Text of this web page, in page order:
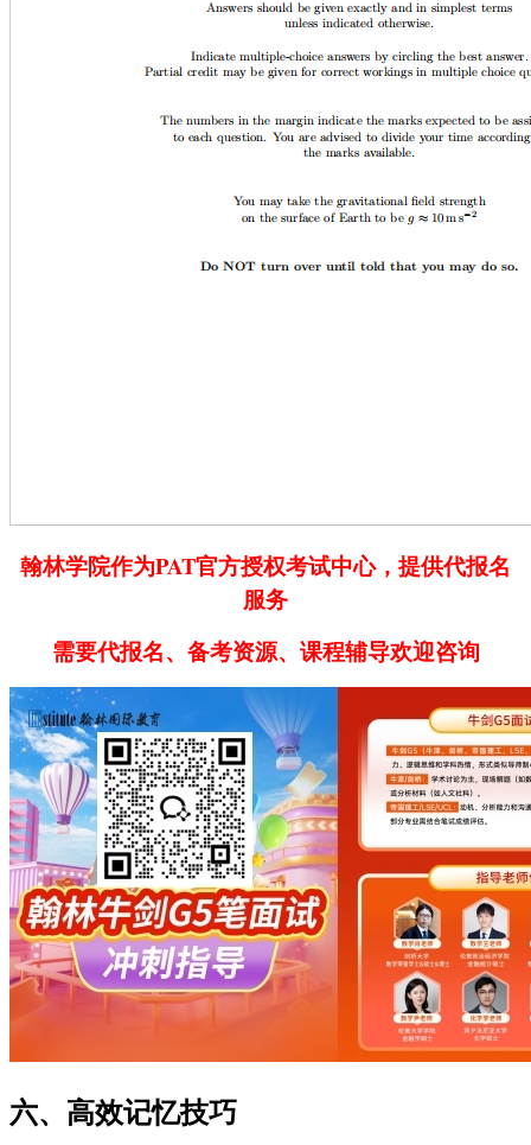
翰林学院作为PAT官方授权考试中心，提供代报名
服务
需要代报名、备考资源、课程辅导欢迎咨询
六、高效记忆技巧